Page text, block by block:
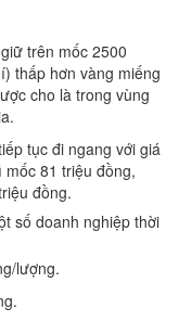
trên mốc 2500
thấp hơn vàng miếng
cho là trong vùng
tục đi ngang với giá
81 triệu đồng,
đồng.
số doanh nghiệp thời
lượng.